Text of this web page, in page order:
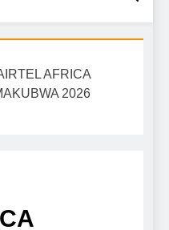
burudani kwa Kiswahili,
AFRICA
2026